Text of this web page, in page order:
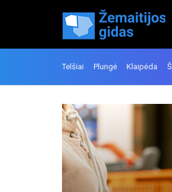
Telšiai Plungė Klaipėda